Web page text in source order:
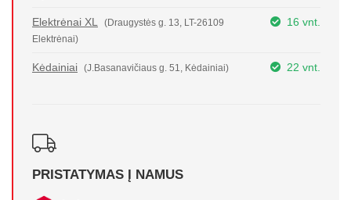
Elektrėnai XL
(Draugystės g. 13, LT-26109
Elektrėnai)
16 vnt.
Kėdainiai (J.Basanavičiaus g. 51, Kėdainiai) 22 vnt.
PRISTATYMAS Į NAMUS